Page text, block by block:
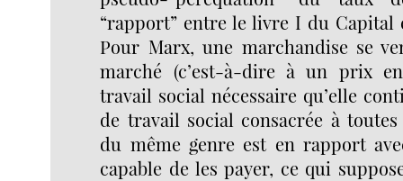
“rapport” entre le livre I du Capital
Pour Marx, une marchandise se
marché (c’est-à-dire à un prix
travail social nécessaire qu’elle
de travail social consacrée à
du même genre est en rapport
capable de les payer, ce qui